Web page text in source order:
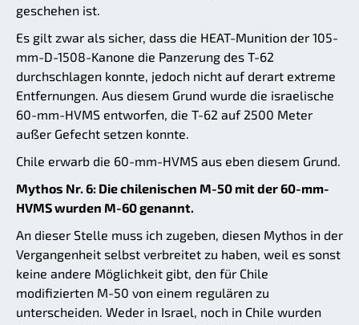
geschehen ist.
Es gilt zwar als sicher, dass die HEAT-Munition der 105-
mm-D-1508-Kanone die Panzerung des T-62
durchschlagen konnte, jedoch nicht auf derart extreme
Entfernungen. Aus diesem Grund wurde die israelische
60-mm-HVMS entworfen, die T-62 auf 2500 Meter
außer Gefecht setzen konnte.
Chile erwarb die 60-mm-HVMS aus eben diesem Grund.
Mythos Nr. 6: Die chilenischen M-50 mit der 60-mm-
HVMS wurden M-60 genannt.
An dieser Stelle muss ich zugeben, diesen Mythos in der
Vergangenheit selbst verbreitet zu haben, weil es sonst
keine andere Möglichkeit gibt, den für Chile
modifizierten M-50 von einem regulären zu
unterscheiden. Weder in Israel, noch in Chile wurden